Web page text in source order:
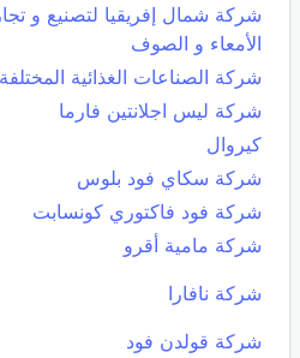
شركة شمال إفريقيا لتصنيع و
الأمعاء و الصوف
شركة الصناعات الغذائية المختلفة
شركة ليس اجلانتين فارما
كيروال
شركة سكاي فود بلوس
شركة فود فاكتوري كونسابت
شركة مامية أقرو
شركة نافارا
شركة قولدن فود